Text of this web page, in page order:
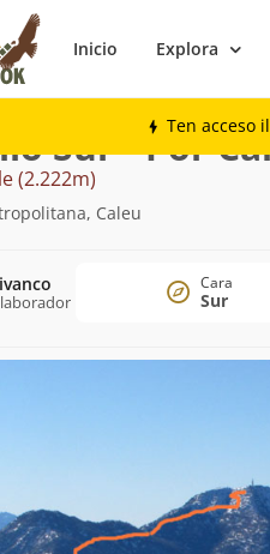
Inicio Explora
Ten acceso
Sur - Por
(2.222m)
Caleu
Cara
Sur